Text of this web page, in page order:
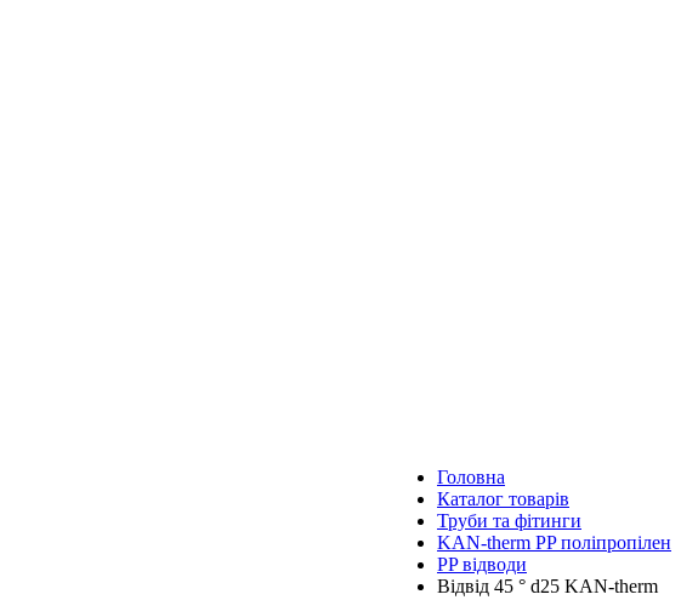
Головна
Каталог товарів
Труби та фітинги
KAN-therm PP поліпропілен
PP відводи
Відвід 45 ° d25 KAN-therm